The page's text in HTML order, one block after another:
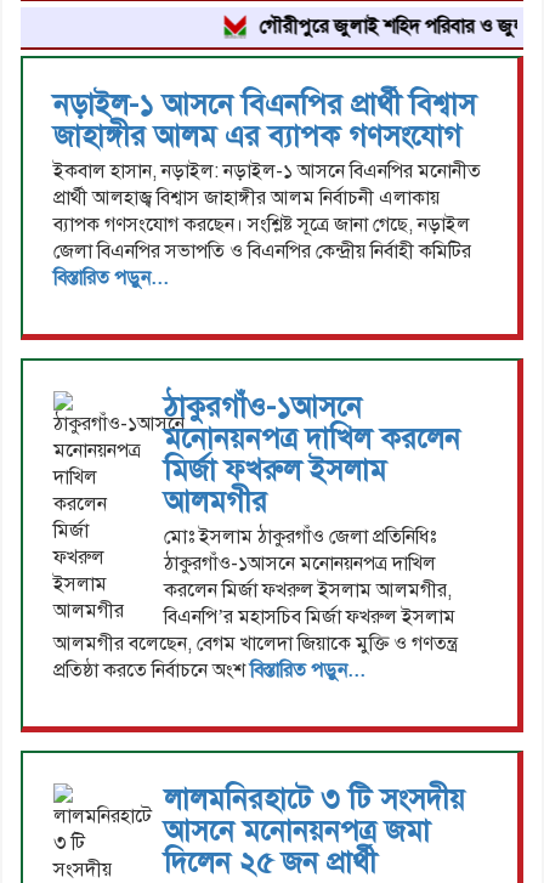
গৌরীপুরে জুলাই শহিদ পরিবার ও জুলাই
নড়াইল-১ আসনে বিএনপির প্রার্থী বিশ্বাস
জাহাঙ্গীর আলম এর ব্যাপক গণসংযোগ
ইকবাল হাসান, নড়াইল: নড়াইল-১ আসনে বিএনপির মনোনীত
প্রার্থী আলহাজ্ব বিশ্বাস জাহাঙ্গীর আলম নির্বাচনী এলাকায়
ব্যাপক গণসংযোগ করছেন। সংশ্লিষ্ট সূত্রে জানা গেছে, নড়াইল
জেলা বিএনপির সভাপতি ও বিএনপির কেন্দ্রীয় নির্বাহী কমিটির
বিস্তারিত পড়ুন...
ঠাকুরগাঁও-১আসনে
মনোনয়নপত্র দাখিল করলেন
মির্জা ফখরুল ইসলাম
আলমগীর
মোঃ ইসলাম ঠাকুরগাঁও জেলা প্রতিনিধিঃ
ঠাকুরগাঁও-১আসনে মনোনয়নপত্র দাখিল
করলেন মির্জা ফখরুল ইসলাম আলমগীর,
বিএনপি’র মহাসচিব মির্জা ফখরুল ইসলাম
আলমগীর বলেছেন, বেগম খালেদা জিয়াকে মুক্তি ও গণতন্ত্র
প্রতিষ্ঠা করতে নির্বাচনে অংশবিস্তারিত পড়ুন...
লালমনিরহাটে ৩ টি সংসদীয়
আসনে মনোনয়নপত্র জমা
দিলেন ২৫ জন প্রার্থী